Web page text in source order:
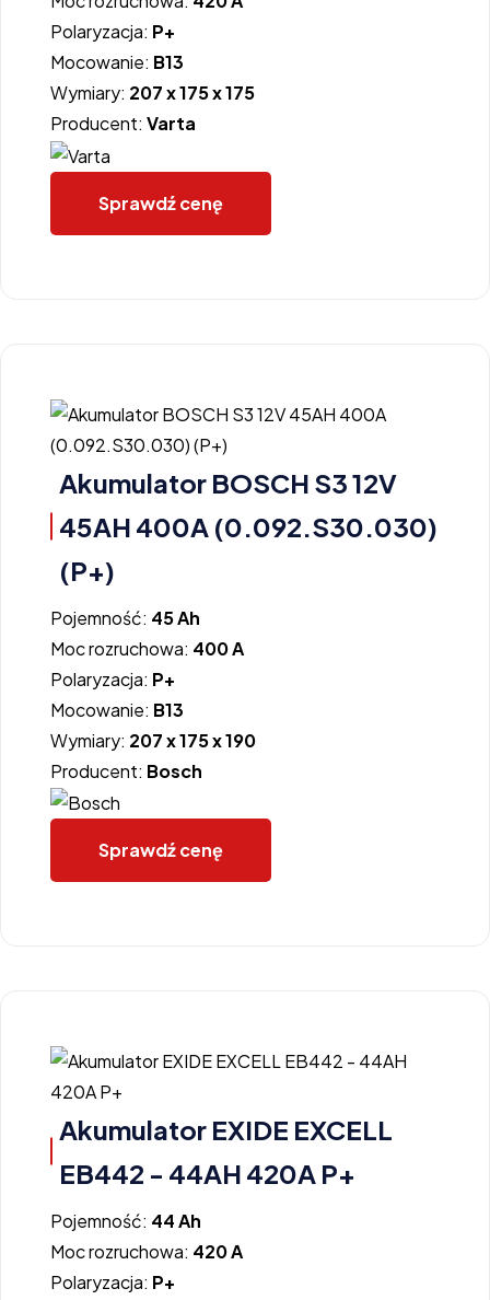
Polaryzacja: P+
Mocowanie: B13
Wymiary: 207 x 175 x 175
Producent: Varta
Sprawdź cenę
Akumulator BOSCH S3 12V
45AH 400A (0.092.S30.030)
(P+)
Pojemność: 45 Ah
Moc rozruchowa: 400 A
Polaryzacja: P+
Mocowanie: B13
Wymiary: 207 x 175 x 190
Producent: Bosch
Sprawdź cenę
Akumulator EXIDE EXCELL
EB442 - 44AH 420A P+
Pojemność: 44 Ah
Moc rozruchowa: 420 A
Polaryzacja: P+